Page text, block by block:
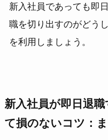
新入社員であっても即
職を切り出すのがどう
を利用しましょう。
新入社員が即日退
て損のないコツ：